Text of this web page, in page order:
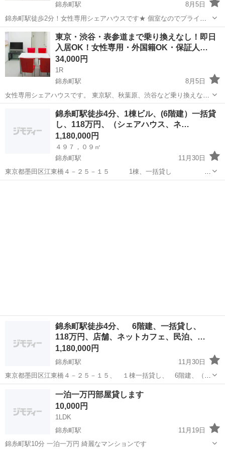
錦糸町駅
8月5日
錦糸町駅徒歩2分！女性専用シェアハウスです★ 個室なのでプライベ
ートも守られて安心！！ 外国籍・水商売・風俗ご相談下さい。 ★毎月
のお家賃★ 賃料：37,000円 管理費：10,000円（水道光熱費込）...
東京 墨田区 錦糸町駅 シェアハウス room
東京・渋谷・表参道まで乗り換えなし！即日
入居OK！女性専用・外国籍OK・保証人…
34,000円
1R
錦糸町駅
8月5日
女性専用シェアハウスです。 東京駅、秋葉原、渋谷など乗り換えな
し！ 総武線、半蔵門線の2路線利用できます！ 外国人OK！即入居
OK！保証人不要！ 水商売・風俗の方もご相談下さい。 寝具新品で
錦糸町駅 シェアハウス room
錦糸町駅徒歩4分、1棟ビル、(6階建）一括貸
し、118万円、（シェアハウス、ネ…
1,180,000円
４９７，０９㎡
錦糸町駅
11月30日
東京都墨田区江東橋４－２５－１５ 1棟、一括貸し ６
階建（４９７，０９㎡）最寄駅 錦糸町駅 徒歩４分 エレベータ
錦糸町駅徒歩4分、 6階建、一括貸し、
118万円、店舗、ネットカフェ、民泊、…
1,180,000円
錦糸町駅
11月30日
東京都墨田区江東橋４－２５－１５、 １棟一括貸し、 6階建、（４
９７，０９㎡） 最寄駅、錦糸町駅 徒歩4分 現況 スケルトン 1
階 ９８，６４㎡ 2階９８，６４㎡ 賃料 118万円 (エレ
ベーター有） 3...
錦糸町駅 シェアハウス
一泊一万円部屋貸します
10,000円
1LDK
錦糸町駅
11月19日
錦糸町駅10分 一泊一万円 綺麗なマンションです